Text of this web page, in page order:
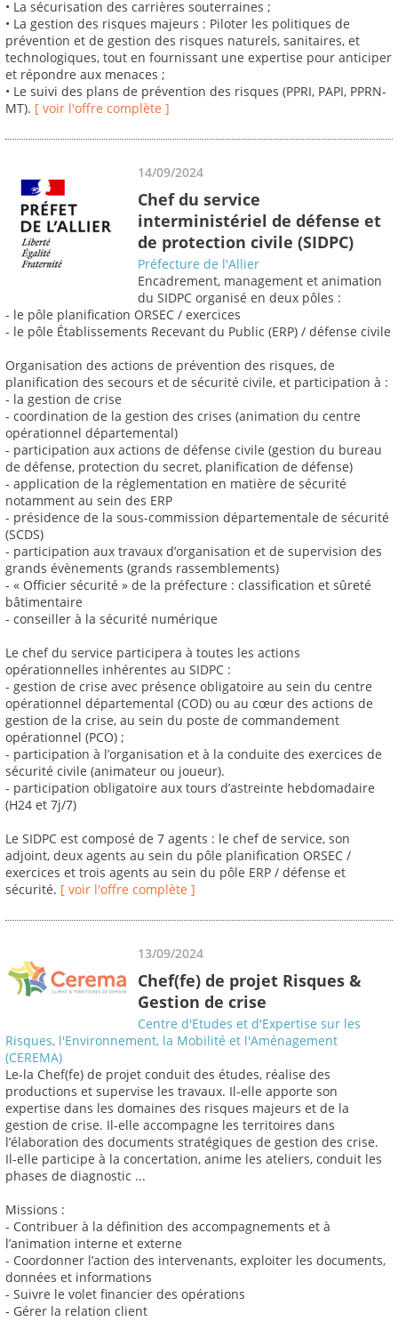
• La sécurisation des carrières souterraines ;
• La gestion des risques majeurs : Piloter les politiques de
prévention et de gestion des risques naturels, sanitaires, et
technologiques, tout en fournissant une expertise pour anticiper
et répondre aux menaces ;
• Le suivi des plans de prévention des risques (PPRI, PAPI, PPRN-
MT). [ voir l'offre complète ]
14/09/2024
Chef du service
interministériel de défense et
de protection civile (SIDPC)
Préfecture de l'Allier
Encadrement, management et animation
du SIDPC organisé en deux pôles :
- le pôle planification ORSEC / exercices
- le pôle Établissements Recevant du Public (ERP) / défense civile
Organisation des actions de prévention des risques, de
planification des secours et de sécurité civile, et participation à :
- la gestion de crise
- coordination de la gestion des crises (animation du centre
opérationnel départemental)
- participation aux actions de défense civile (gestion du bureau
de défense, protection du secret, planification de défense)
- application de la réglementation en matière de sécurité
notamment au sein des ERP
- présidence de la sous-commission départementale de sécurité
(SCDS)
- participation aux travaux d’organisation et de supervision des
grands évènements (grands rassemblements)
- « Officier sécurité » de la préfecture : classification et sûreté
bâtimentaire
- conseiller à la sécurité numérique
Le chef du service participera à toutes les actions
opérationnelles inhérentes au SIDPC :
- gestion de crise avec présence obligatoire au sein du centre
opérationnel départemental (COD) ou au cœur des actions de
gestion de la crise, au sein du poste de commandement
opérationnel (PCO) ;
- participation à l’organisation et à la conduite des exercices de
sécurité civile (animateur ou joueur).
- participation obligatoire aux tours d’astreinte hebdomadaire
(H24 et 7j/7)
Le SIDPC est composé de 7 agents : le chef de service, son
adjoint, deux agents au sein du pôle planification ORSEC /
exercices et trois agents au sein du pôle ERP / défense et
sécurité. [ voir l'offre complète ]
13/09/2024
Chef(fe) de projet Risques &
Gestion de crise
Centre d'Etudes et d'Expertise sur les
Risques, l'Environnement, la Mobilité et l'Aménagement
(CEREMA)
Le-la Chef(fe) de projet conduit des études, réalise des
productions et supervise les travaux. Il-elle apporte son
expertise dans les domaines des risques majeurs et de la
gestion de crise. Il-elle accompagne les territoires dans
l’élaboration des documents stratégiques de gestion des crise.
Il-elle participe à la concertation, anime les ateliers, conduit les
phases de diagnostic ...
Missions :
- Contribuer à la définition des accompagnements et à
l’animation interne et externe
- Coordonner l’action des intervenants, exploiter les documents,
données et informations
- Suivre le volet financier des opérations
- Gérer la relation client